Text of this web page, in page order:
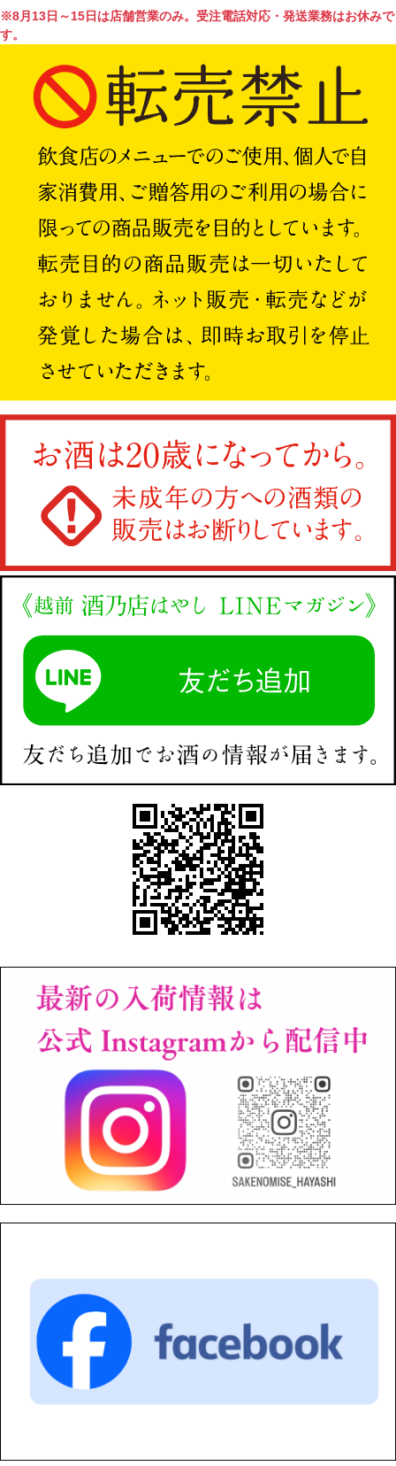
※8月13日～15日は店舗営業のみ。受注電話対応・発送業務はお休みで
す。